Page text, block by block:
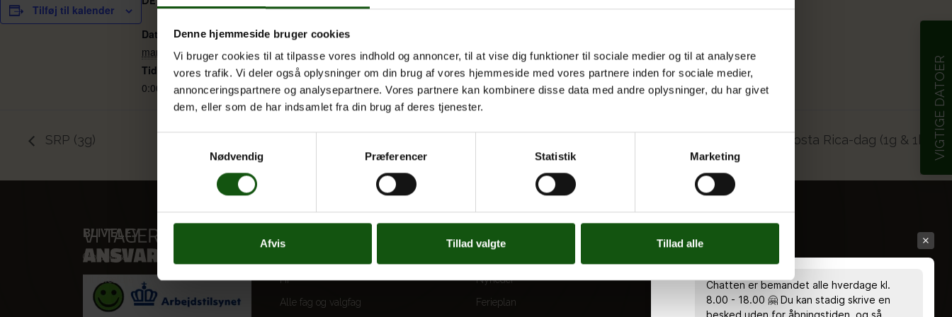
Denne hjemmeside bruger cookies
Vi bruger cookies til at tilpasse vores indhold og annoncer, til at vise dig funktioner til sociale medier og til at analysere
vores trafik. Vi deler også oplysninger om din brug af vores hjemmeside med vores partnere inden for sociale medier,
annonceringspartnere og analysepartnere. Vores partnere kan kombinere disse data med andre oplysninger, du har givet
dem, eller som de har indsamlet fra din brug af deres tjenester.
Nødvendig
Præferencer Statistik Marketing
Afvis Tillad valgte Tillad alle
VIGTIGE DATOER
Tilføj til kalender
Dato:
marts 10
Tidspunkt:
0:00
SRP (3g) Costa Rica-dag (1g & 1hf)
BLIV ELEV
Optagelse
Til forældre
HF
Alle fag og valgfag
Nyheder
Ferieplan
Chatten er bemandet alle hverdage kl.
8.00 - 18.00 🤗 Du kan stadig skrive en
besked uden for åbningstiden, og så